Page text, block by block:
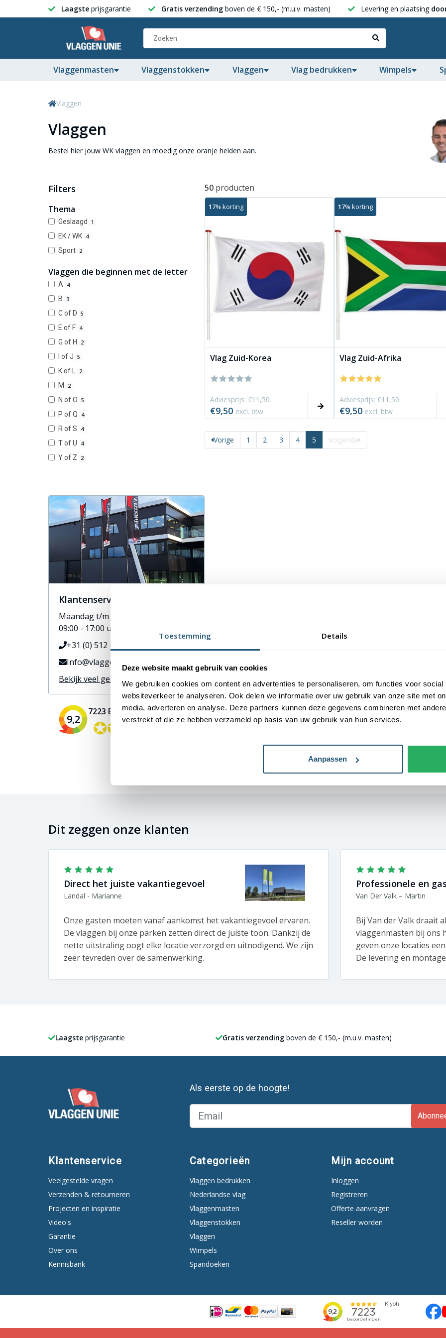
Toestemming Details
Deze website maakt gebruik van cookies
We gebruiken cookies om content en advertenties te personaliseren, om functies voor
websiteverkeer te analyseren. Ook delen we informatie over uw gebruik van onze site met
media, adverteren en analyse. Deze partners kunnen deze gegevens combineren met
verstrekt of die ze hebben verzameld op basis van uw gebruik van hun services.
Aanpassen
Laagste prijsgarantie Gratis verzending boven de € 150,- (m.u.v. masten) Levering en plaatsing
Vlaggenmasten Vlaggenstokken Vlaggen Vlag bedrukken Wimpels
Vlaggen
Vlaggen
Bestel hier jouw WK vlaggen en moedig onze oranje helden aan.
Filters
Thema
Geslaagd 1
EK / WK 4
Sport 2
Vlaggen die beginnen met de letter
A 4
B 3
C of D 5
E of F 4
G of H 2
I of J 5
K of L 2
M 2
N of O 5
P of Q 4
R of S 4
T of U 4
Y of Z 2
Klantenservice
Maandag t/m vrijdag
09:00 - 17:00 uur
+31 (0) 512 - 778 272
Info@vlaggenunie.nl
Bekijk veel gestelde vragen >
9,2
7223 Beoordelingen
✪✪✪✪✪
✪✪✪✪✪
50 producten
17% korting
Vlag Zuid-Korea
Adviesprijs: €11,50
€9,50 excl. btw
17% korting
Vlag Zuid-Afrika
Adviesprijs:€11,50
€9,50 excl. btw
Vorige 1 2 3 4 5 Volgende
Dit zeggen onze klanten
Direct het juiste vakantiegevoel
Landal - Marianne
Onze gasten moeten vanaf aankomst het vakantiegevoel ervaren.
De vlaggen bij onze parken zetten direct de juiste toon. Dankzij de
nette uitstraling oogt elke locatie verzorgd en uitnodigend. We zijn
zeer tevreden over de samenwerking.
Professionele en
Van Der Valk – Martin
Bij Van der Valk draait
vlaggenmasten bij ons
geven onze locaties
De levering en
Laagste prijsgarantie Gratis verzending boven de € 150,- (m.u.v. masten)
Als eerste op de hoogte!
Klantenservice
Veelgestelde vragen
Verzenden & retourneren
Projecten en inspiratie
Video's
Garantie
Over ons
Kennisbank
Categorieën
Vlaggen bedrukken
Nederlandse vlag
Vlaggenmasten
Vlaggenstokken
Vlaggen
Wimpels
Spandoeken
Mijn account
Inloggen
Registreren
Offerte aanvragen
Reseller worden